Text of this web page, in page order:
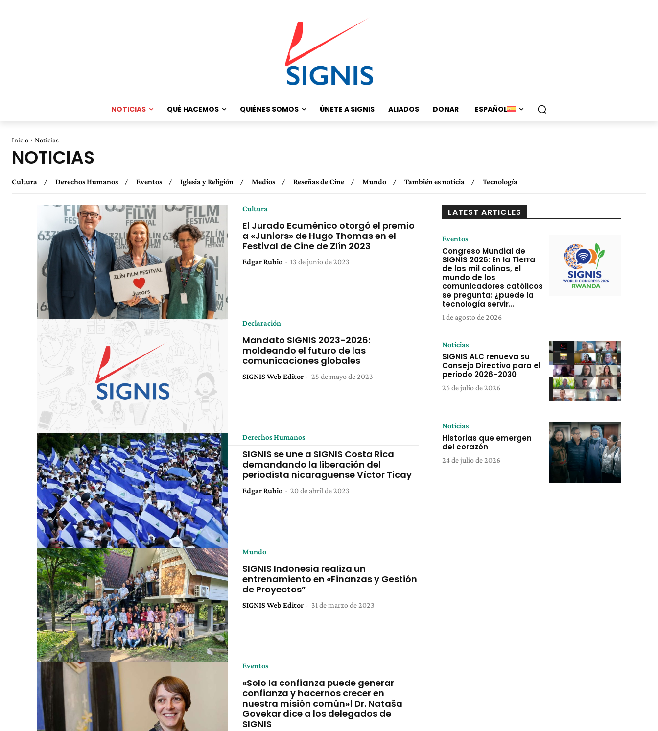
NOTICIAS QUÉ HACEMOS QUIÉNES SOMOS ÚNETE A SIGNIS ALIADOS DONAR ESPAÑOL
Inicio Noticias
NOTICIAS
Cultura Derechos Humanos Eventos Iglesia y Religión Medios Reseñas de Cine Mundo También es noticia Tecnología
Cultura
El Jurado Ecuménico otorgó el premio
a «Juniors» de Hugo Thomas en el
Festival de Cine de Zlín 2023
Edgar Rubio - 13 de junio de 2023
Declaración
Mandato SIGNIS 2023-2026:
moldeando el futuro de las
comunicaciones globales
SIGNIS Web Editor - 25 de mayo de 2023
Derechos Humanos
SIGNIS se une a SIGNIS Costa Rica
demandando la liberación del
periodista nicaraguense Víctor Ticay
Edgar Rubio - 20 de abril de 2023
Mundo
SIGNIS Indonesia realiza un
entrenamiento en «Finanzas y Gestión
de Proyectos”
SIGNIS Web Editor - 31 de marzo de 2023
Eventos
«Solo la confianza puede generar
confianza y hacernos crecer en
nuestra misión común»| Dr. Nataša
Govekar dice a los delegados de
SIGNIS
LATEST ARTICLES
Eventos
Congreso Mundial de
SIGNIS 2026: En la Tierra
de las mil colinas, el
mundo de los
comunicadores católicos
se pregunta: ¿puede la
tecnología servir...
1 de agosto de 2026
Noticias
SIGNIS ALC renueva su
Consejo Directivo para el
periodo 2026–2030
26 de julio de 2026
Noticias
Historias que emergen
del corazón
24 de julio de 2026